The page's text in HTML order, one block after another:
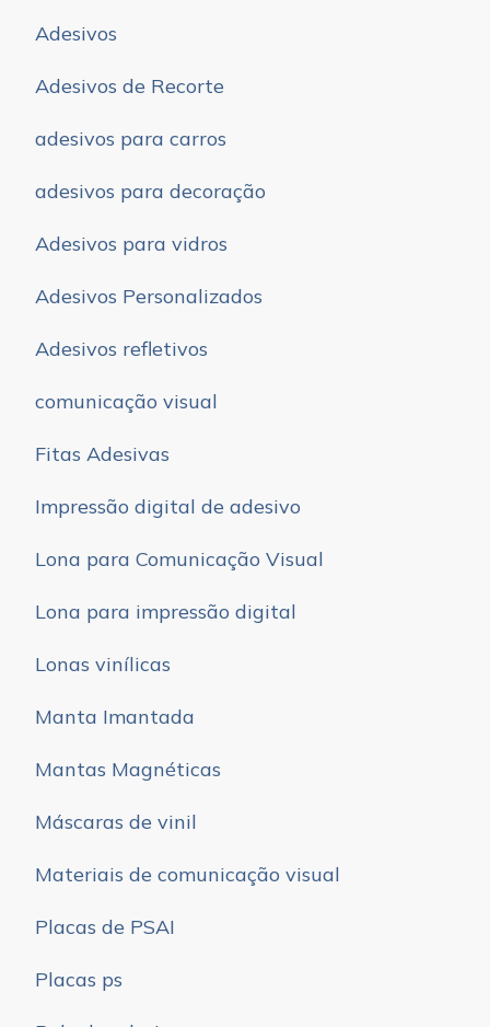
Adesivos
Adesivos de Recorte
adesivos para carros
adesivos para decoração
Adesivos para vidros
Adesivos Personalizados
Adesivos refletivos
comunicação visual
Fitas Adesivas
Impressão digital de adesivo
Lona para Comunicação Visual
Lona para impressão digital
Lonas vinílicas
Manta Imantada
Mantas Magnéticas
Máscaras de vinil
Materiais de comunicação visual
Placas de PSAI
Placas ps